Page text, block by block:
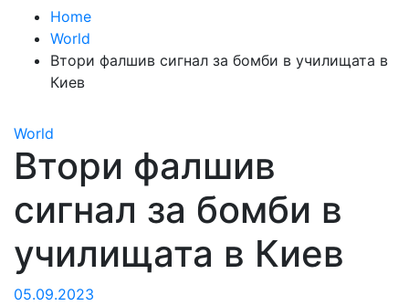
Home
World
Втори фалшив сигнал за бомби в училищата в
Киев
World
Втори фалшив
сигнал за бомби в
училищата в Киев
05.09.2023